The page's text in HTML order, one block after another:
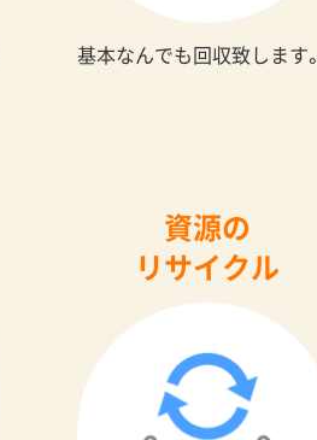
基本なんでも回収致します。
資源の
リサイクル